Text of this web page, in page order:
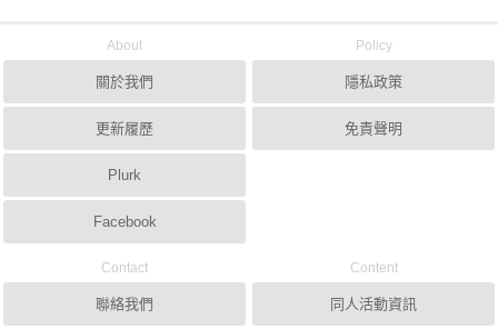
About
關於我們
更新履歷
Plurk
Facebook
Policy
隱私政策
免責聲明
Contact
聯絡我們
Content
同人活動資訊